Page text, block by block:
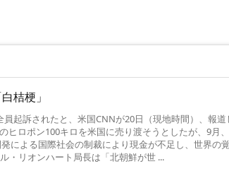
桔梗」
起訴されたと、米国CNNが20日（現地時間）、報道
ロポン100キロを米国に売り渡そうとしたが、9月
による国際社会の制裁により現金が不足し、世界の
・リオンハート局長は「北朝鮮が世 ...